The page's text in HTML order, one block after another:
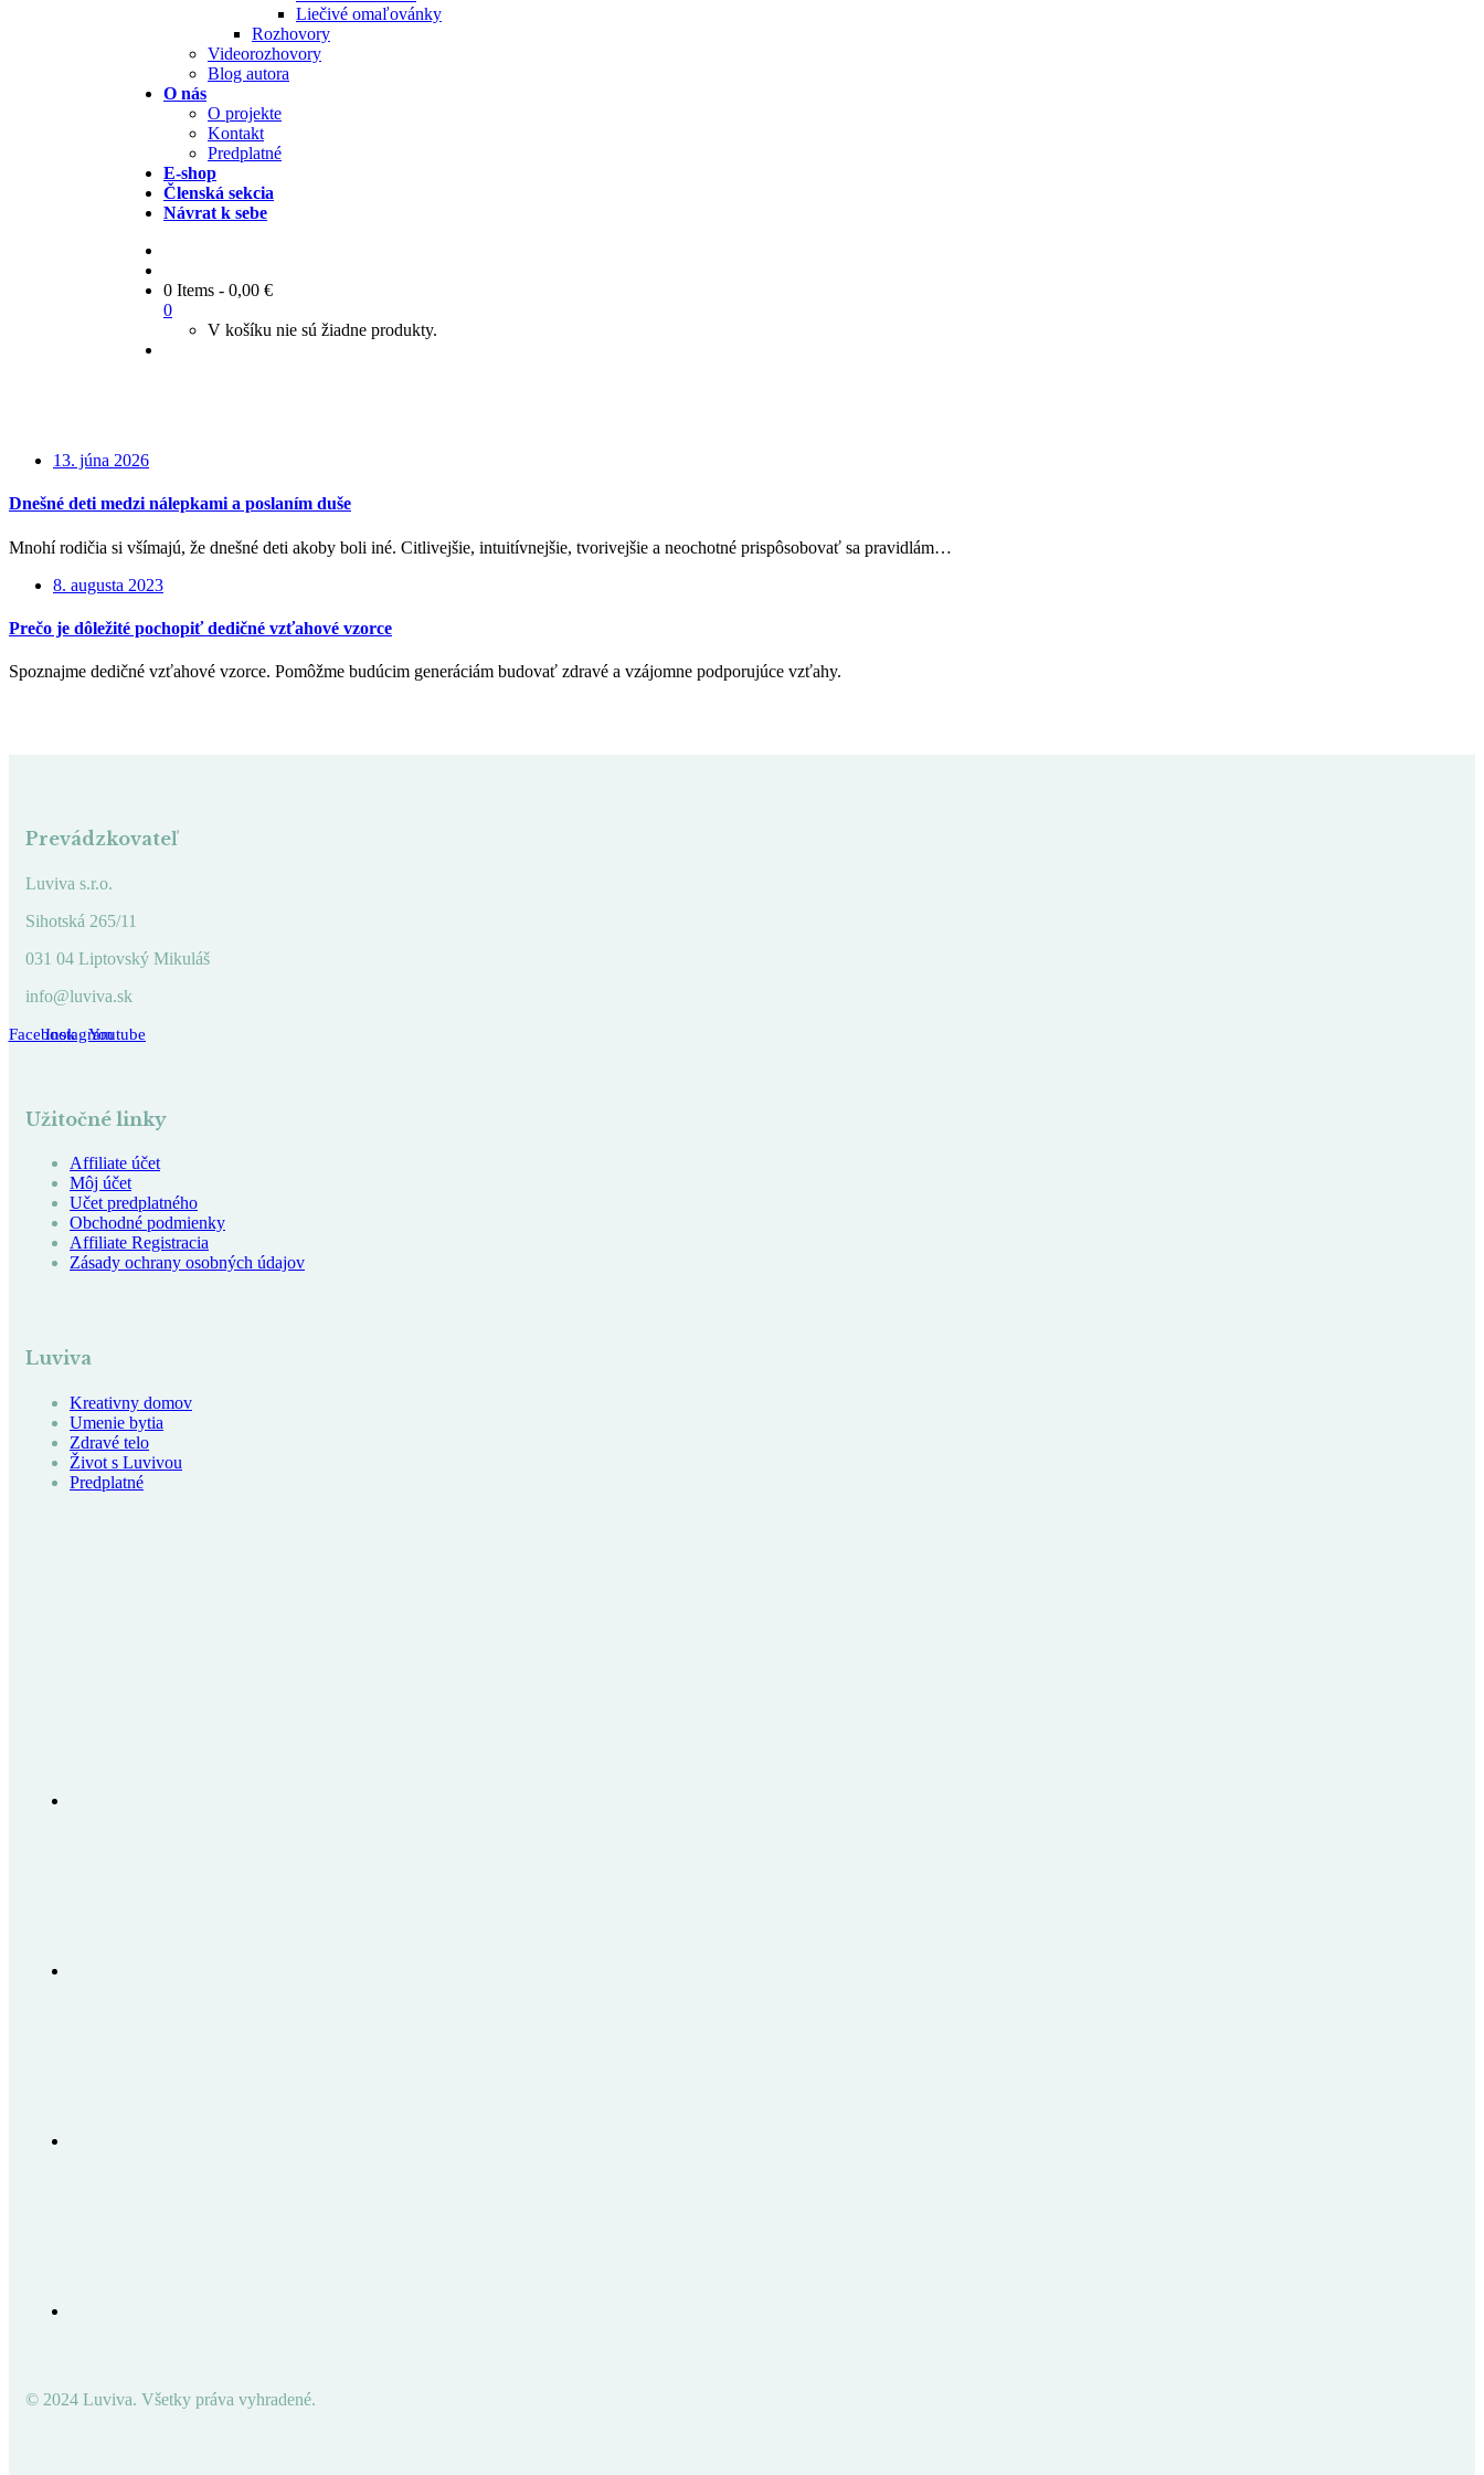
Liečivé omaľovánky
Rozhovory
Videorozhovory
Blog autora
O nás
O projekte
Kontakt
Predplatné
E-shop
Členská sekcia
Návrat k sebe
0 Items - 0,00 €
0
V košíku nie sú žiadne produkty.
13. júna 2026
Dnešné deti medzi nálepkami a poslaním duše
Mnohí rodičia si všímajú, že dnešné deti akoby boli iné. Citlivejšie, intuitívnejšie, tvorivejšie a neochotné prispôsobovať sa pravidlám…
8. augusta 2023
Prečo je dôležité pochopiť dedičné vzťahové vzorce
Spoznajme dedičné vzťahové vzorce. Pomôžme budúcim generáciám budovať zdravé a vzájomne podporujúce vzťahy.
Prevádzkovateľ
Luviva s.r.o.
Sihotská 265/11
031 04 Liptovský Mikuláš
info@luviva.sk
FacebookInstagramYoutube
Užitočné linky
Affiliate účet
Môj účet
Učet predplatného
Obchodné podmienky
Affiliate Registracia
Zásady ochrany osobných údajov
Luviva
Kreativny domov
Umenie bytia
Zdravé telo
Život s Luvivou
Predplatné
© 2024 Luviva. Všetky práva vyhradené.